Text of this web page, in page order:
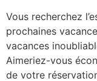
Vous recherchez
prochaines
vacances
Aimeriez-vous
de votre